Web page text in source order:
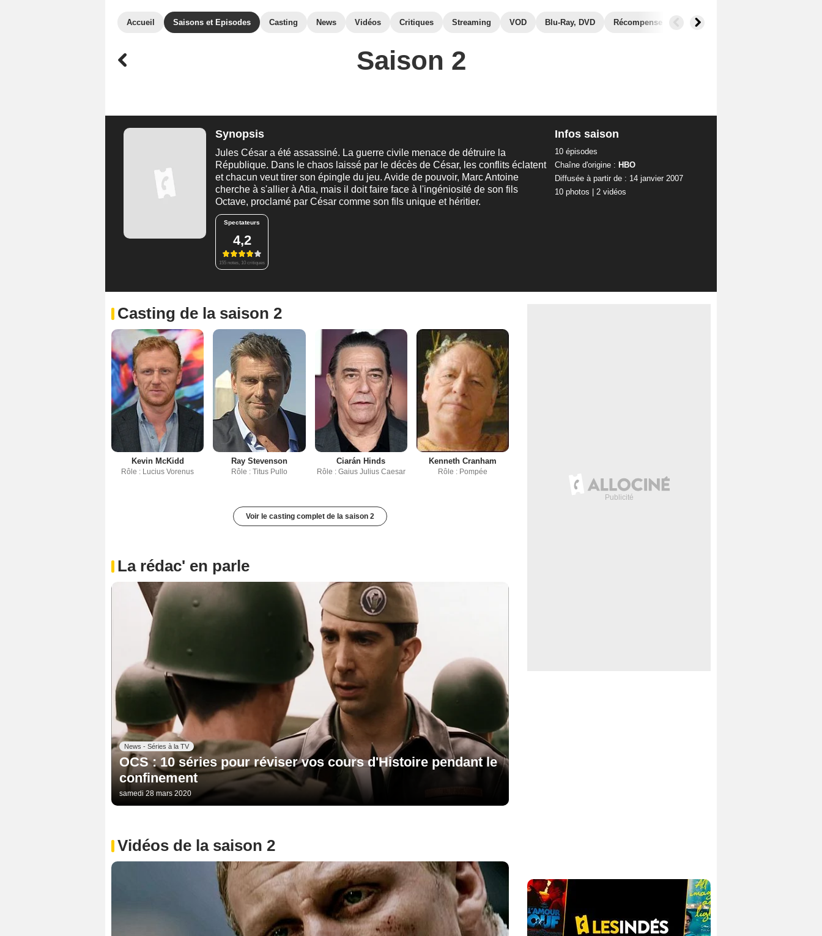
Accueil Saisons et Episodes Casting News Vidéos Critiques Streaming VOD Blu-Ray, DVD Récompenses Photos
Saison 2
Synopsis
Jules César a été assassiné. La guerre civile menace de détruire la
République. Dans le chaos laissé par le décès de César, les conflits éclatent
et chacun veut tirer son épingle du jeu. Avide de pouvoir, Marc Antoine
cherche à s'allier à Atia, mais il doit faire face à l'ingéniosité de son fils
Octave, proclamé par César comme son fils unique et héritier.
Spectateurs
4,2
155 notes, 10 critiques
Infos saison
10 épisodes
Chaîne d'origine : HBO
Diffusée à partir de : 14 janvier 2007
10 photos
2 vidéos
Casting de la saison 2
Kevin McKidd
Rôle : Lucius Vorenus
Ray Stevenson
Rôle : Titus Pullo
Ciarán Hinds
Rôle : Gaius Julius Caesar
Kenneth Cranham
Rôle : Pompée
Voir le casting complet de la saison 2
La rédac' en parle
News - Séries à la TV
OCS : 10 séries pour réviser vos cours d'Histoire pendant le
confinement
samedi 28 mars 2020
Vidéos de la saison 2